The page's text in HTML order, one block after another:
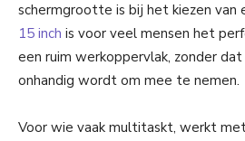
schermgrootte is bij het kiezen van
15 inch is voor veel mensen het
een ruim werkoppervlak, zonder
onhandig wordt om mee te nemen.
Voor wie vaak multitaskt, werkt